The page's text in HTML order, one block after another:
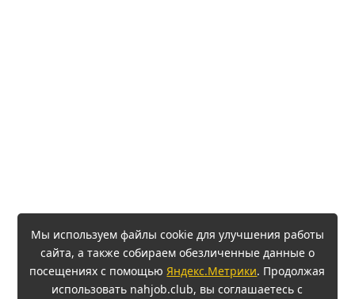
Мы используем файлы cookie для улучшения работы
сайта, а также собираем обезличенные данные о
посещениях с помощьюЯндекс.Метрики. Продолжая
использовать nahjob.club, вы соглашаетесь с